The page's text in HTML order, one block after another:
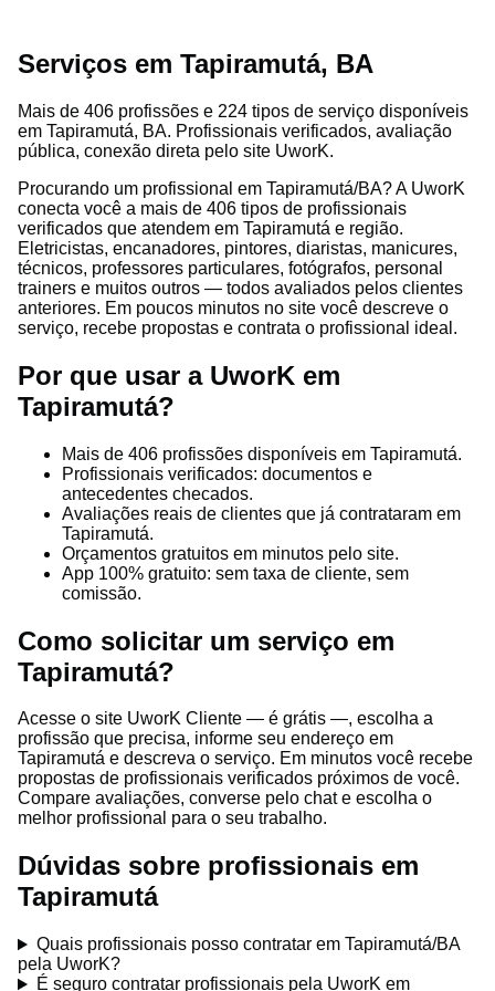
Serviços em Tapiramutá, BA
Mais de 406 profissões e 224 tipos de serviço disponíveis
em Tapiramutá, BA. Profissionais verificados, avaliação
pública, conexão direta pelo site UworK.
Procurando um profissional em Tapiramutá/BA? A UworK
conecta você a mais de 406 tipos de profissionais
verificados que atendem em Tapiramutá e região.
Eletricistas, encanadores, pintores, diaristas, manicures,
técnicos, professores particulares, fotógrafos, personal
trainers e muitos outros — todos avaliados pelos clientes
anteriores. Em poucos minutos no site você descreve o
serviço, recebe propostas e contrata o profissional ideal.
Por que usar a UworK em
Tapiramutá?
Mais de 406 profissões disponíveis em Tapiramutá.
Profissionais verificados: documentos e
antecedentes checados.
Avaliações reais de clientes que já contrataram em
Tapiramutá.
Orçamentos gratuitos em minutos pelo site.
App 100% gratuito: sem taxa de cliente, sem
comissão.
Como solicitar um serviço em
Tapiramutá?
Acesse o site UworK Cliente — é grátis —, escolha a
profissão que precisa, informe seu endereço em
Tapiramutá e descreva o serviço. Em minutos você recebe
propostas de profissionais verificados próximos de você.
Compare avaliações, converse pelo chat e escolha o
melhor profissional para o seu trabalho.
Dúvidas sobre profissionais em
Tapiramutá
Quais profissionais posso contratar em Tapiramutá/BA
pela UworK?
É seguro contratar profissionais pela UworK em